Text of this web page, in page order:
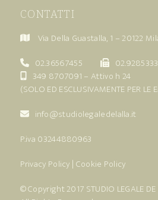
CONTATTI
Via Della Guastalla, 1 – 20122
02.36567455
349 8707091 – Attivo h 24
(SOLO ED ESCLUSIVAMENTE PER LE
info@studiolegaledelalla.it
P.iva 03244880963
Privacy Policy | Cookie Policy
© Copyright 2017 STUDIO LEGALE